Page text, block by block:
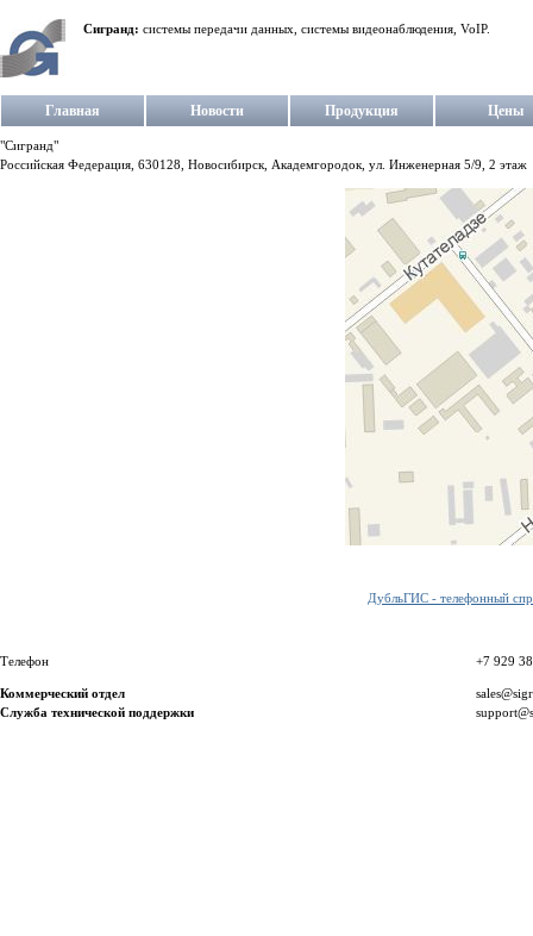
Сигранд: системы передачи данных, системы видеонаблюдения, VoIP.
Главная Новости Продукция Цены
"Сигранд"
Российская Федерация, 630128, Новосибирск, Академгородок, ул. Инженерная 5/9, 2 этаж
ДубльГИС - телефонный
Телефон +7 929
Коммерческий отдел
Служба технической поддержки